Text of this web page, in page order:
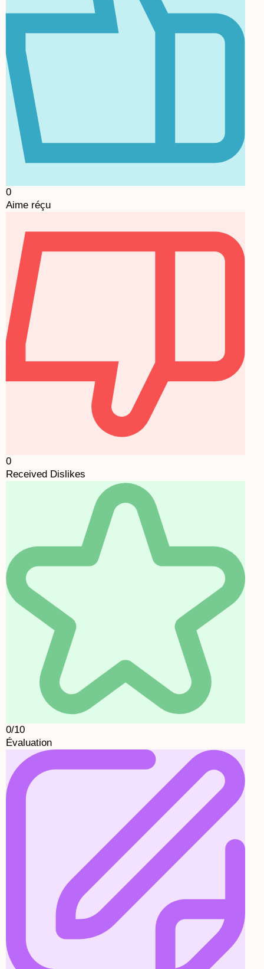
0
Aime réçu
0
Received Dislikes
0/10
Évaluation